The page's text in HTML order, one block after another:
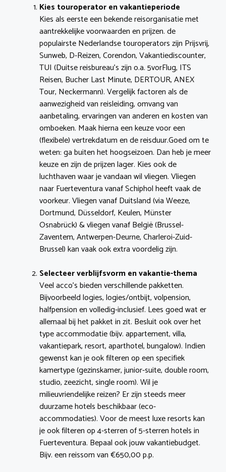
Kies touroperator en vakantieperiode
Kies als eerste een bekende reisorganisatie met
aantrekkelijke voorwaarden en prijzen. de
populairste Nederlandse touroperators zijn Prijsvrij,
Sunweb, D-Reizen, Corendon, Vakantiediscounter,
TUI (Duitse reisbureau’s zijn o.a. 5vorFlug, ITS
Reisen, Bucher Last Minute, DERTOUR, ANEX
Tour, Neckermann). Vergelijk factoren als de
aanwezigheid van reisleiding, omvang van
aanbetaling, ervaringen van anderen en kosten van
omboeken. Maak hierna een keuze voor een
(flexibele) vertrekdatum en de reisduur.Goed om te
weten: ga buiten het hoogseizoen. Dan heb je meer
keuze en zijn de prijzen lager. Kies ook de
luchthaven waar je vandaan wil vliegen. Vliegen
naar Fuerteventura vanaf Schiphol heeft vaak de
voorkeur. Vliegen vanaf Duitsland (via Weeze,
Dortmund, Düsseldorf, Keulen, Münster
Osnabrück) & vliegen vanaf België (Brussel-
Zaventem, Antwerpen-Deurne, Charleroi-Zuid-
Brussel) kan vaak ook extra voordelig zijn.
Selecteer verblijfsvorm en vakantie-thema
Veel acco’s bieden verschillende pakketten.
Bijvoorbeeld logies, logies/ontbijt, volpension,
halfpension en volledig-inclusief. Lees goed wat er
allemaal bij het pakket in zit. Besluit ook over het
type accommodatie (bijv. appartement, villa,
vakantiepark, resort, aparthotel, bungalow). Indien
gewenst kan je ook filteren op een specifiek
kamertype (gezinskamer, junior-suite, double room,
studio, zeezicht, single room). Wil je
milieuvriendelijke reizen? Er zijn steeds meer
duurzame hotels beschikbaar (eco-
accommodaties). Voor de meest luxe resorts kan
je ook filteren op 4-sterren of 5-sterren hotels in
Fuerteventura. Bepaal ook jouw vakantiebudget.
Bijv. een reissom van €650,00 p.p.